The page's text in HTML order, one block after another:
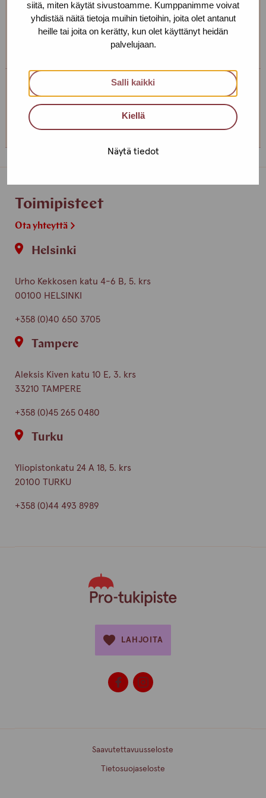
siitä, miten käytät sivustoamme. Kumppanimme voivat
yhdistää näitä tietoja muihin tietoihin, joita olet antanut
heille tai joita on kerätty, kun olet käyttänyt heidän
palvelujaan.
Salli kaikki
Kiellä
Näytä tiedot
Jos et pääse drop in-aikana käymään, soita tai laita
viestiä niin sovitaan sinulle sopiva aika! Voimme tavata
myös muualla kuin toimistollamme.
Turun toimipiste
+358 (0)44 493 8989
Toimipisteet
Ota yhteyttä
Helsinki
Urho Kekkosen katu 4-6 B, 5. krs
00100 HELSINKI
+358 (0)40 650 3705
Tampere
Aleksis Kiven katu 10 E, 3. krs
33210 TAMPERE
+358 (0)45 265 0480
Turku
Yliopistonkatu 24 A 18, 5. krs
20100 TURKU
+358 (0)44 493 8989
LAHJOITA
Saavutettavuusseloste
Tietosuojaseloste